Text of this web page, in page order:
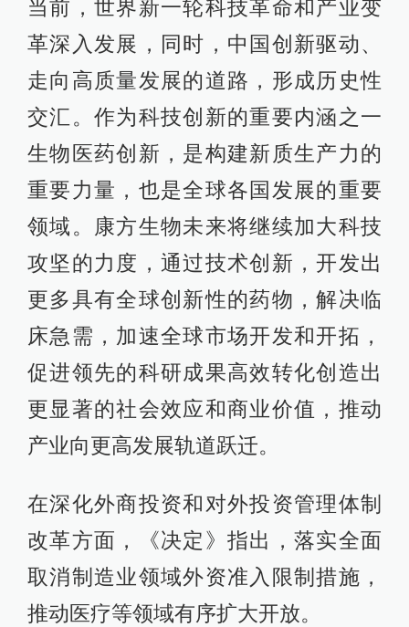
当前，世界新一轮科技革命和产业变
革深入发展，同时，中国创新驱动、
走向高质量发展的道路，形成历史性
交汇。作为科技创新的重要内涵之一
生物医药创新，是构建新质生产力的
重要力量，也是全球各国发展的重要
领域。康方生物未来将继续加大科技
攻坚的力度，通过技术创新，开发出
更多具有全球创新性的药物，解决临
床急需，加速全球市场开发和开拓，
促进领先的科研成果高效转化创造出
更显著的社会效应和商业价值，推动
产业向更高发展轨道跃迁。
在深化外商投资和对外投资管理体制
改革方面，《决定》指出，落实全面
取消制造业领域外资准入限制措施，
推动医疗等领域有序扩大开放。